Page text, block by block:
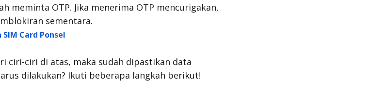
meminta OTP. Jika menerima OTP mencurigakan,
sementara.
Card Ponsel
ciri-ciri di atas, maka sudah dipastikan data
dilakukan? Ikuti beberapa langkah berikut!